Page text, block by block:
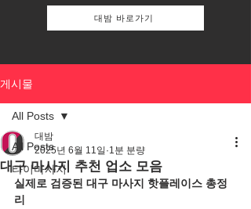
대밤 바로가기
게시물
All Posts
타이마사지
All Posts
대구 마사지 추천 업소 모음
대밤
2025년 6월 11일 1분 분량
실제로 검증된 대구 마사지 핫플레이스 총정
리